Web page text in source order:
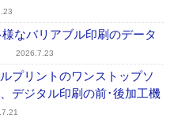
なバリアブル印刷のデータ
2026.7.23
プリントのワンストップソ
デジタル印刷の前･後加工機